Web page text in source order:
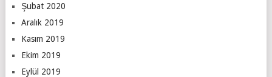
Şubat 2020
Aralık 2019
Kasım 2019
Ekim 2019
Eylül 2019